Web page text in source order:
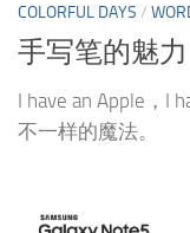
COLORFUL DAYS /
手写笔的魅力
I have an Apple，I
不一样的魔法。